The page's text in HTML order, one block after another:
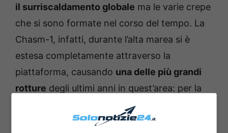
il surriscaldamento globale ma le varie crepe
che si sono formate nel corso del tempo. La
Chasm-1, infatti, durante l’alta marea si è
estesa completamente attraverso la
piattaforma, causando una delle più grandi
rotture degli ultimi anni in quest’area: per la
prima volta, quest’anno si è registrata una
grande crescita di crepe nei ghiacci